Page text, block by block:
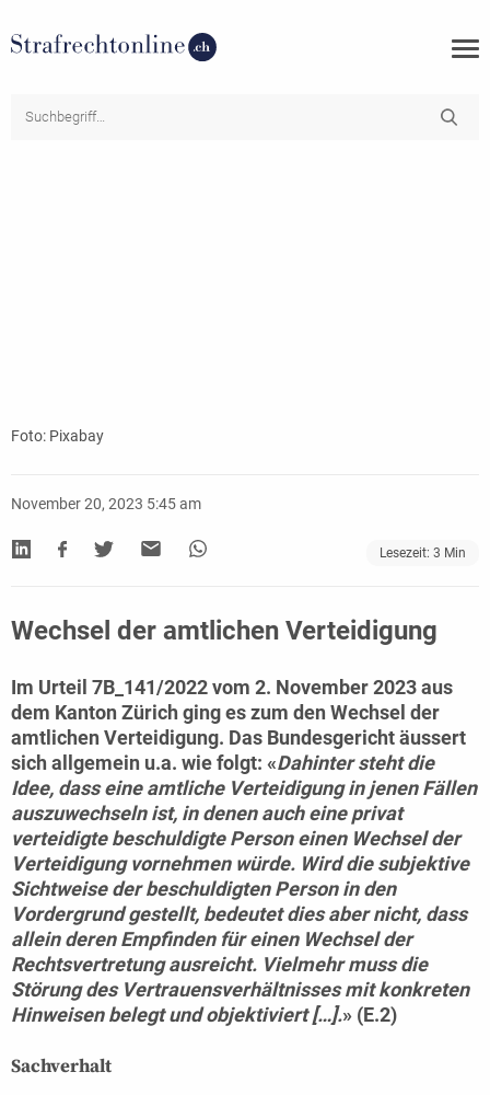
Foto: Pixabay
November 20, 2023 5:45 am
Lesezeit: 3 Min
Wechsel der amtlichen Verteidigung
Im Urteil 7B_141/2022 vom 2. November 2023aus
dem Kanton Zürich ging es zum den Wechsel der
amtlichen Verteidigung. Das Bundesgericht äussert
sich allgemein u.a. wie folgt: «Dahinter steht die
Idee, dass eine amtliche Verteidigung in jenen Fällen
auszuwechseln ist, in denen auch eine privat
verteidigte beschuldigte Person einen Wechsel der
Verteidigung vornehmen würde. Wird die subjektive
Sichtweise der beschuldigten Person in den
Vordergrund gestellt, bedeutet dies aber nicht, dass
allein deren Empfinden für einen Wechsel der
Rechtsvertretung ausreicht. Vielmehr muss die
Störung des Vertrauensverhältnisses mit konkreten
Hinweisen belegt und objektiviert […].» (E.2)
Sachverhalt